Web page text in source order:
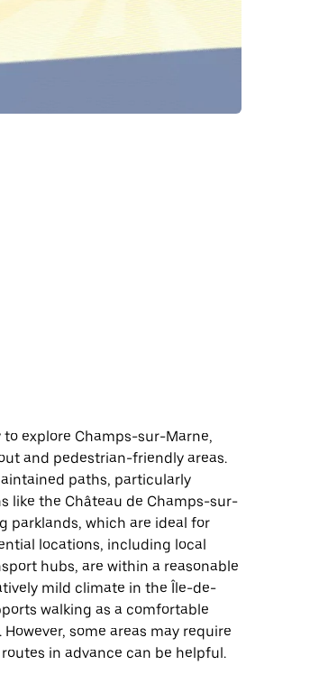
explore Champs-sur-Marne,
and pedestrian-friendly areas.
paths, particularly
like the Château de Champs-sur-
parklands, which are ideal for
locations, including local
hubs, are within a reasonable
mild climate in the Île-de-
walking as a comfortable
some areas may require
in advance can be helpful.